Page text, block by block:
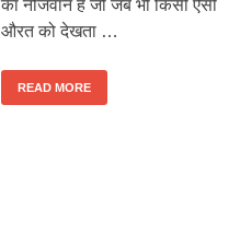
का नौजवान है जो जब भी किसी ऐसी
औरत को देखता …
READ MORE